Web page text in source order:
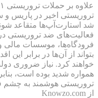
شد استارت‌آپ‌ها متقاعد
فرودگاه‌ها، موسسات مالی
بتواند از آن‌ها در برابر
خواهند کرد. نیاز ضروری
همواره شدید بوده است،
تروریستی هوشمند به چشم
از Knowzo.com